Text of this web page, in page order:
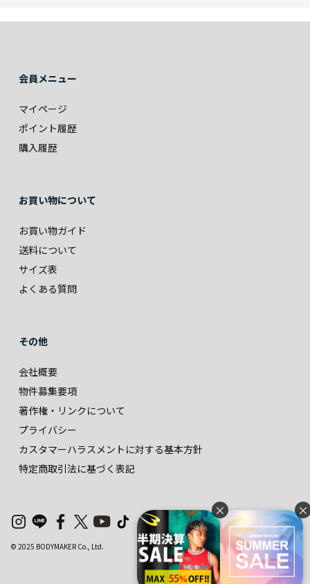
× ×
会員メニュー
マイページ
ポイント履歴
購入履歴
お買い物について
お買い物ガイド
送料について
サイズ表
よくある質問
その他
会社概要
物件募集要項
著作権・リンクについて
プライバシー
カスタマーハラスメントに対する基本方針
特定商取引法に基づく表記
© 2025 BODYMAKER Co., Ltd.